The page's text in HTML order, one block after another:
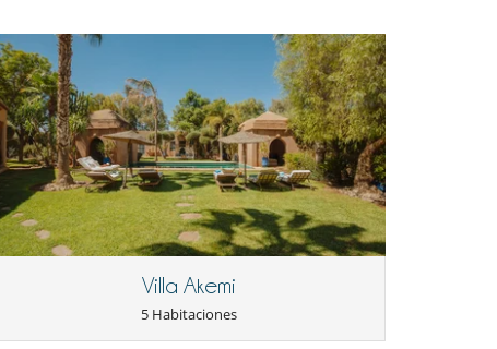
Villa Akemi
5 Habitaciones